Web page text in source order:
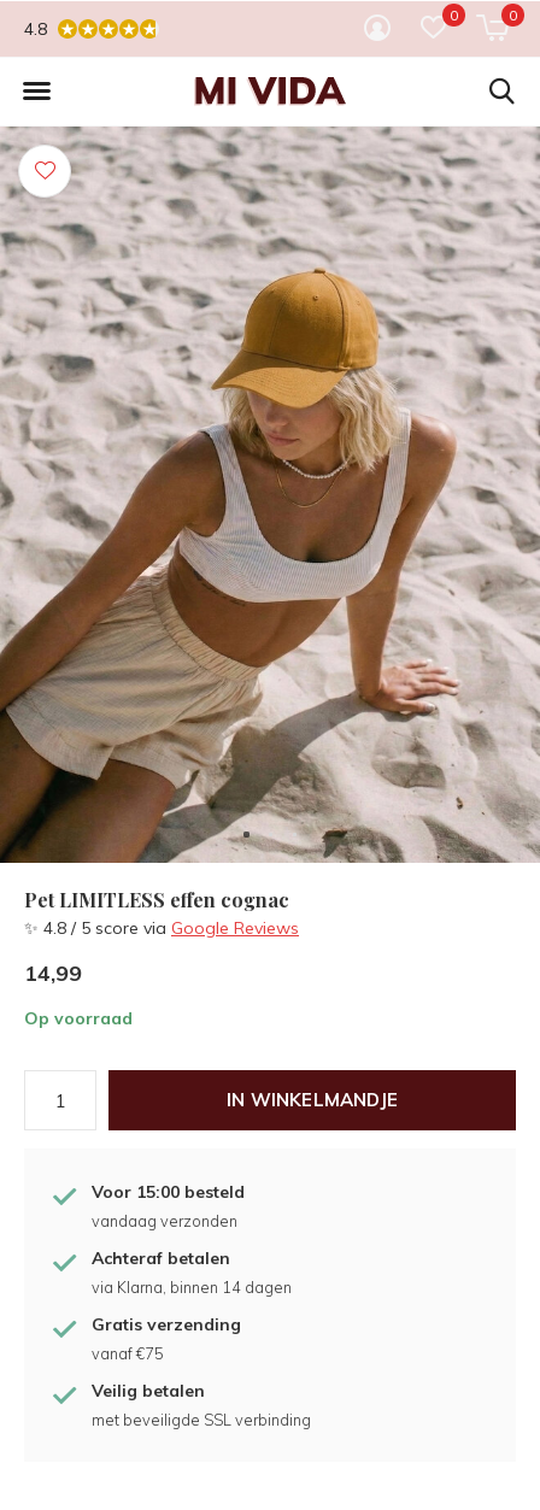
0 0
4.8
Pet LIMITLESS effen cognac
✨ 4.8 / 5 score via Google Reviews
14,99
Op voorraad
IN WINKELMANDJE
Voor 15:00 besteld
vandaag verzonden
Achteraf betalen
via Klarna, binnen 14 dagen
Gratis verzending
vanaf €75
Veilig betalen
met beveiligde SSL verbinding